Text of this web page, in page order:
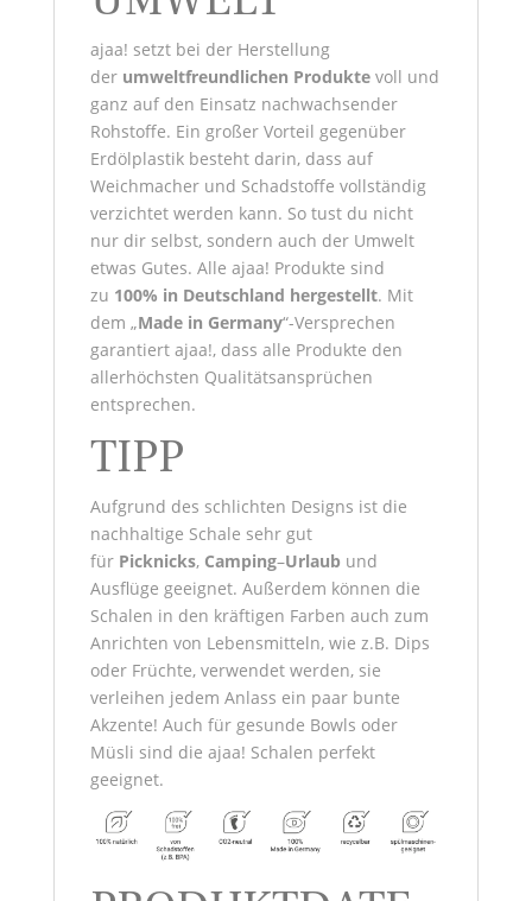
ajaa! setzt bei der Herstellung
der umweltfreundlichen Produktevoll und
ganz auf den Einsatz nachwachsender
Rohstoffe. Ein großer Vorteil gegenüber
Erdölplastik besteht darin, dass auf
Weichmacher und Schadstoffe vollständig
verzichtet werden kann. So tust du nicht
nur dir selbst, sondern auch der Umwelt
etwas Gutes. Alle ajaa! Produkte sind
zu 100% in Deutschland hergestellt. Mit
dem „Made in Germany“-Versprechen
garantiert ajaa!, dass alle Produkte den
allerhöchsten Qualitätsansprüchen
entsprechen.
TIPP
Aufgrund des schlichten Designs ist die
nachhaltige Schale sehr gut
für Picknicks, Camping–Urlaub und
Ausflüge geeignet. Außerdem können die
Schalen in den kräftigen Farben auch zum
Anrichten von Lebensmitteln, wie z.B. Dips
oder Früchte, verwendet werden, sie
verleihen jedem Anlass ein paar bunte
Akzente! Auch für gesunde Bowls oder
Müsli sind die ajaa! Schalen perfekt
geeignet.